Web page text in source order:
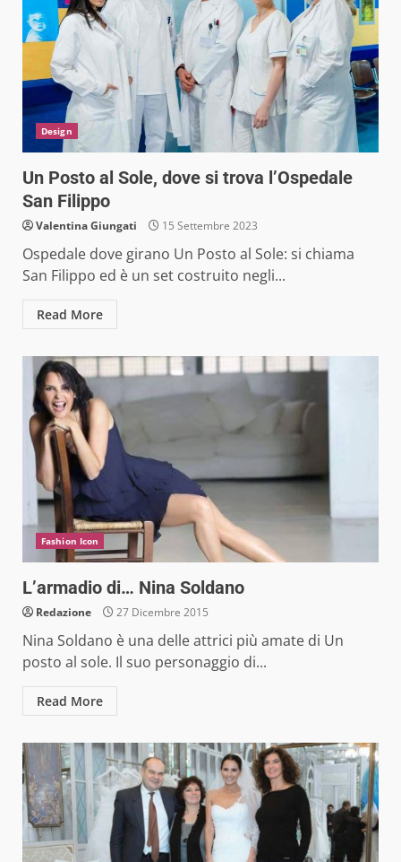
Design
Un Posto al Sole, dove si trova l’Ospedale
San Filippo
Valentina Giungati 15 Settembre 2023
Ospedale dove girano Un Posto al Sole: si chiama
San Filippo ed è un set costruito negli...
Read More
Fashion Icon
L’armadio di… Nina Soldano
Redazione 27 Dicembre 2015
Nina Soldano è una delle attrici più amate di Un
posto al sole. Il suo personaggio di...
Read More